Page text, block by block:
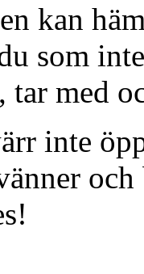
kan
som
tar med
inte